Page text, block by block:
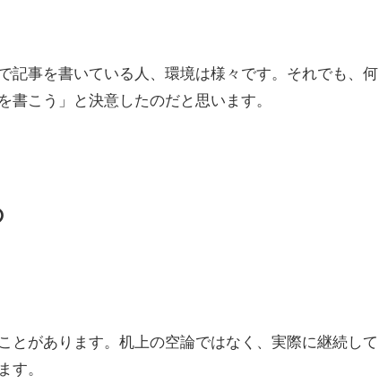
記事を書いている人、環境は様々です。それでも、何
こう」と決意したのだと思います。
とがあります。机上の空論ではなく、実際に継続して
す。